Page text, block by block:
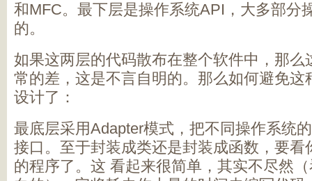
和MFC。最下层是操作系统API，大多部分
的。
如果这两层的代码散布在整个软件中，那么
常的差，这是不言自明的。那么如何避免这
设计了：
最底层采用Adapter模式，把不同操作系统
接口。至于封装成类还是封装成函数，要看
的程序了。这 看起来很简单，其实不尽然